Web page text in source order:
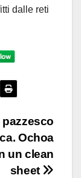
dalle reti
Ochoa
un clean
sheet